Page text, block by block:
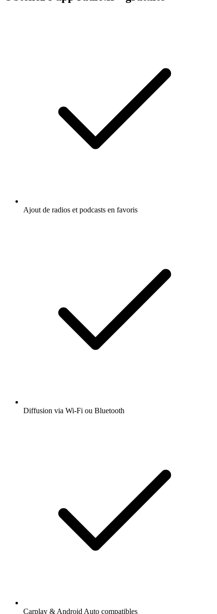
Ajout de radios et podcasts en favoris
Diffusion via Wi-Fi ou Bluetooth
Carplay & Android Auto compatibles